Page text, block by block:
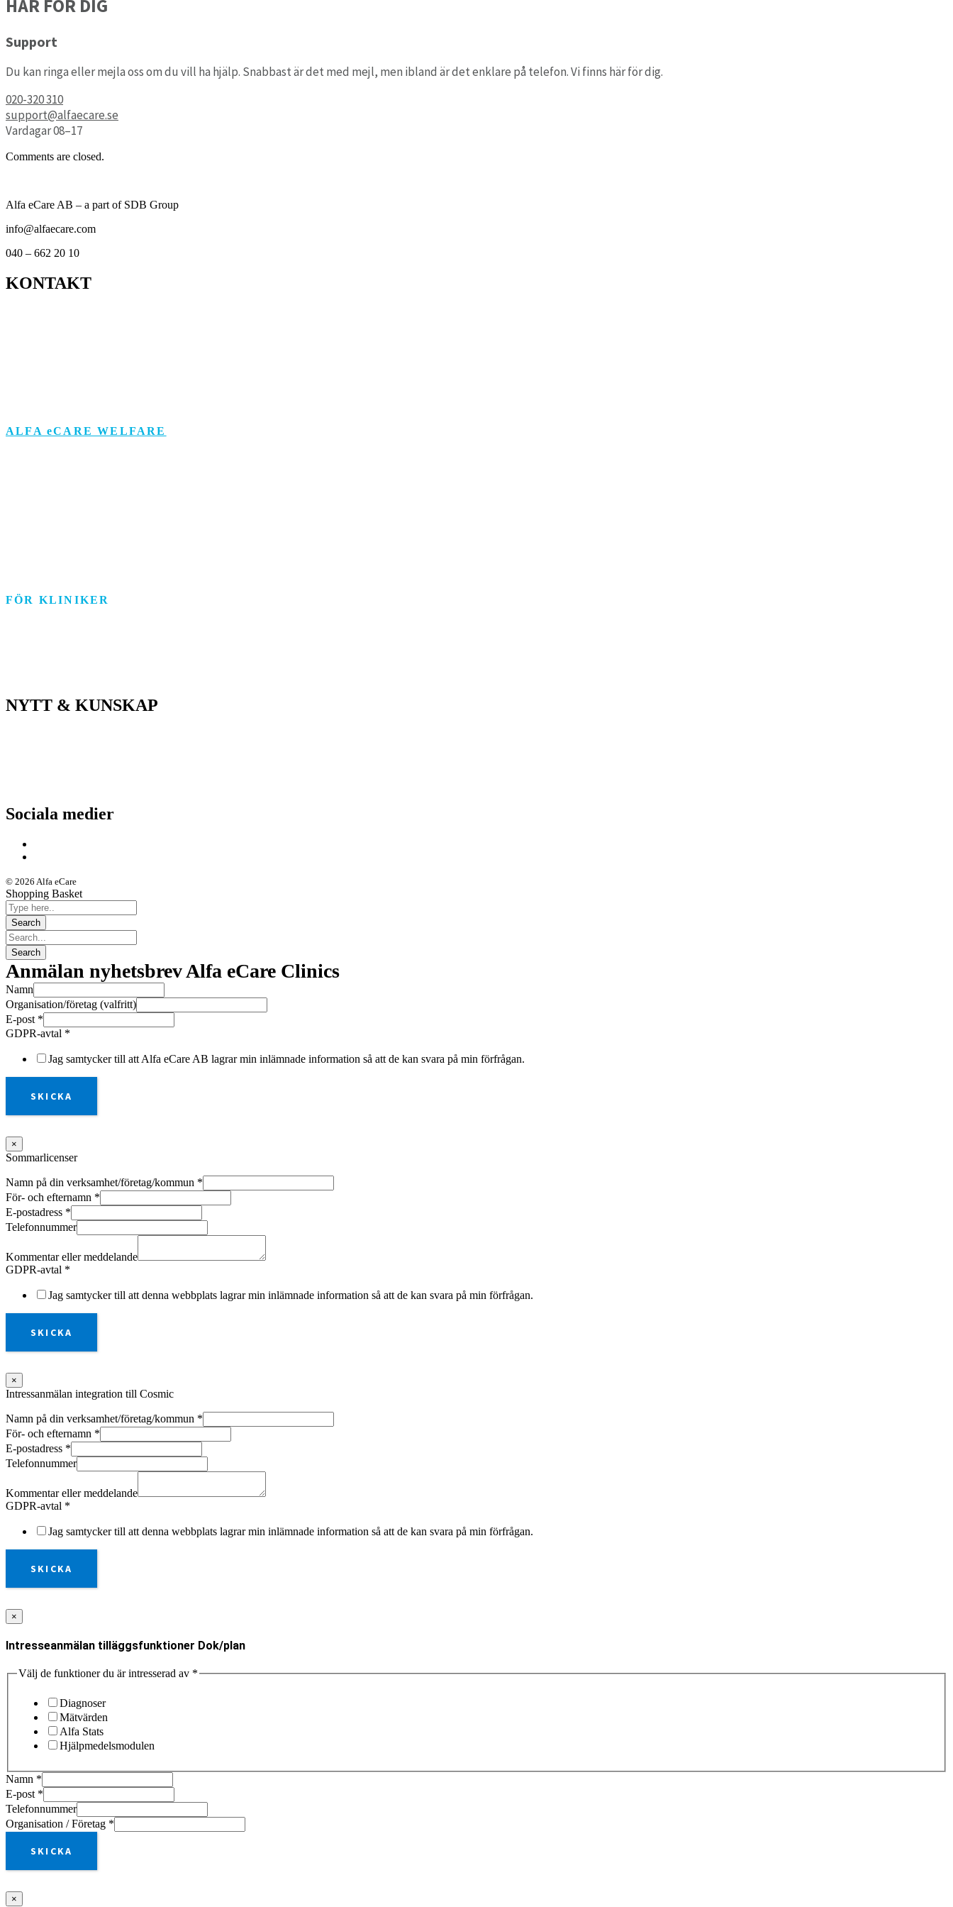
HÄR FÖR DIG
Support
Du kan ringa eller mejla oss om du vill ha hjälp. Snabbast är det med mejl, men ibland är det enklare på telefon. Vi finns här för dig.
020-320 310
support@alfaecare.se
Vardagar 08–17
Comments are closed.
Alfa eCare AB – a part of SDB Group
info@alfaecare.com
040 – 662 20 10
KONTAKT
ALFA eCARE WELFARE
FÖR KLINIKER
NYTT & KUNSKAP
Sociala medier
© 2026 Alfa eCare
Shopping Basket
Anmälan nyhetsbrev Alfa eCare Clinics
Namn
Organisation/företag (valfritt)
E-post *
GDPR-avtal *
Jag samtycker till att Alfa eCare AB lagrar min inlämnade information så att de kan svara på min förfrågan.
SKICKA
×
Sommarlicenser
Namn på din verksamhet/företag/kommun *
För- och efternamn *
E-postadress *
Telefonnummer
Kommentar eller meddelande
GDPR-avtal *
Jag samtycker till att denna webbplats lagrar min inlämnade information så att de kan svara på min förfrågan.
SKICKA
×
Intressanmälan integration till Cosmic
Namn på din verksamhet/företag/kommun *
För- och efternamn *
E-postadress *
Telefonnummer
Kommentar eller meddelande
GDPR-avtal *
Jag samtycker till att denna webbplats lagrar min inlämnade information så att de kan svara på min förfrågan.
SKICKA
×
Intresseanmälan tilläggsfunktioner Dok/plan
Välj de funktioner du är intresserad av *
Diagnoser
Mätvärden
Alfa Stats
Hjälpmedelsmodulen
Namn *
E-post *
Telefonnummer
Organisation / Företag *
SKICKA
×